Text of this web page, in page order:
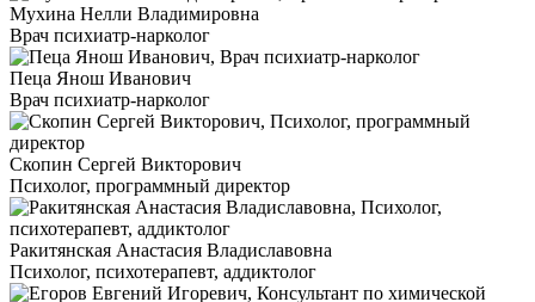
Мухина Нелли Владимировна
Врач психиатр-нарколог
Пеца Янош Иванович
Врач психиатр-нарколог
Скопин Сергей Викторович
Психолог, программный директор
Ракитянская Анастасия Владиславовна
Психолог, психотерапевт, аддиктолог